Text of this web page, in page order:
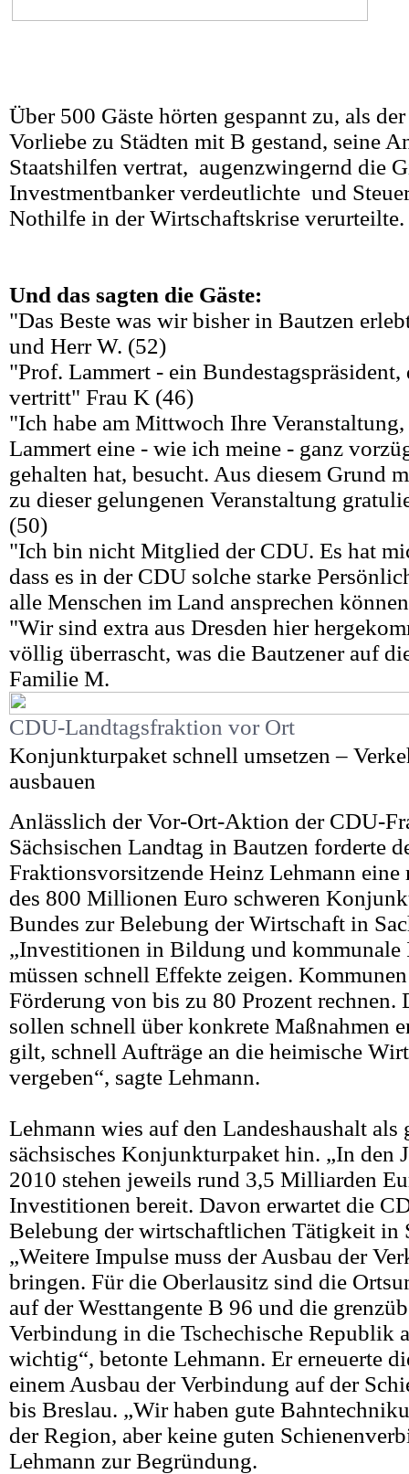
Über 500 Gäste hörten gespannt zu, als
Vorliebe zu Städten mit B gestand, seine
Staatshilfen vertrat, augenzwingernd die
Investmentbanker verdeutlichte und
Nothilfe in der Wirtschaftskrise verurteilte.
Und das sagten die Gäste:
"Das Beste was wir bisher in Bautzen
und Herr W. (52)
"Prof. Lammert - ein Bundestagspräsident,
vertritt" Frau K (46)
"Ich habe am Mittwoch Ihre
Lammert eine - wie ich meine - ganz
gehalten hat, besucht. Aus diesem Grund
zu dieser gelungenen Veranstaltung
(50)
"Ich bin nicht Mitglied der CDU. Es hat
dass es in der CDU solche starke
alle Menschen im Land ansprechen
"Wir sind extra aus Dresden hier
völlig überrascht, was die Bautzener auf
Familie M.
CDU-Landtagsfraktion vor Ort
Konjunkturpaket schnell umsetzen –
ausbauen
Anlässlich der Vor-Ort-Aktion der CDU-
Sächsischen Landtag in Bautzen forderte
Fraktionsvorsitzende Heinz Lehmann eine
des 800 Millionen Euro schweren
Bundes zur Belebung der Wirtschaft in
„Investitionen in Bildung und kommunale
müssen schnell Effekte zeigen.
Förderung von bis zu 80 Prozent rechnen.
sollen schnell über konkrete Maßnahmen
gilt, schnell Aufträge an die heimische
vergeben“, sagte Lehmann.
Lehmann wies auf den Landeshaushalt als
sächsisches Konjunkturpaket hin. „In den
2010 stehen jeweils rund 3,5 Milliarden
Investitionen bereit. Davon erwartet die
Belebung der wirtschaftlichen Tätigkeit in
„Weitere Impulse muss der Ausbau der
bringen. Für die Oberlausitz sind die
auf der Westtangente B 96 und die
Verbindung in die Tschechische Republik
wichtig“, betonte Lehmann. Er erneuerte
einem Ausbau der Verbindung auf der
bis Breslau. „Wir haben gute
der Region, aber keine guten
Lehmann zur Begründung.